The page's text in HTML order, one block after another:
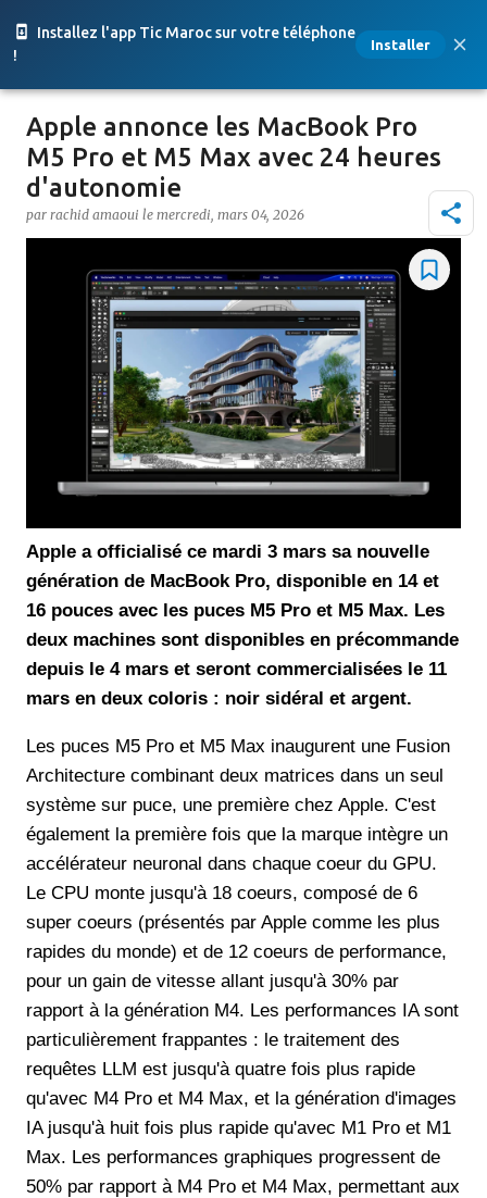
Installez l'app Tic Maroc sur votre téléphone
!
Installer
Accéder au contenu principal
Apple annonce les MacBook Pro
M5 Pro et M5 Max avec 24 heures
d'autonomie
par rachid amaoui le mercredi, mars 04, 2026
Apple a officialisé ce mardi 3 mars sa nouvelle
génération de MacBook Pro, disponible en 14 et
16 pouces avec les puces M5 Pro et M5 Max. Les
deux machines sont disponibles en précommande
depuis le 4 mars et seront commercialisées le 11
mars en deux coloris : noir sidéral et argent.
Les puces M5 Pro et M5 Max inaugurent une Fusion
Architecture combinant deux matrices dans un seul
système sur puce, une première chez Apple. C'est
également la première fois que la marque intègre un
accélérateur neuronal dans chaque coeur du GPU.
Le CPU monte jusqu'à 18 coeurs, composé de 6
super coeurs (présentés par Apple comme les plus
rapides du monde) et de 12 coeurs de performance,
pour un gain de vitesse allant jusqu'à 30% par
rapport à la génération M4. Les performances IA sont
particulièrement frappantes : le traitement des
requêtes LLM est jusqu'à quatre fois plus rapide
qu'avec M4 Pro et M4 Max, et la génération d'images
IA jusqu'à huit fois plus rapide qu'avec M1 Pro et M1
Max. Les performances graphiques progressent de
50% par rapport à M4 Pro et M4 Max, permettant aux